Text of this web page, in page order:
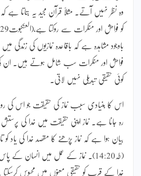
وہ نظر نہیں آتے۔ مثلاً قرآن مجید یہ بتاتا ہے کہ
باوجود مشاہدہ ہے کہ باقاعدہ نمازیوں کی زندگی
فواحش اور منکرات سب شامل ہوتے ہیں۔ ان کی
کوئی حقیقی تبدیلی نہیں لاتی۔
اس کا بنیادی سبب نماز کی حقیقت جو اس
رہ جانا ہے۔ نماز اپنی حقیقت میں خدا کی
بیان ہوا ہے کہ نماز پڑھنے کا مقصد خدا کی یاد کو
(طہ14:20)۔ نماز کے عمل میں انسان کے
خدا کے قرب کو حقیقی معنوں میں محسوس کرسکتا ہے،